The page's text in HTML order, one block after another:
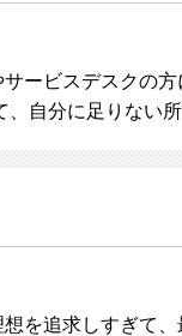
ービスデスクの
自分に足りない
を追求しすぎて